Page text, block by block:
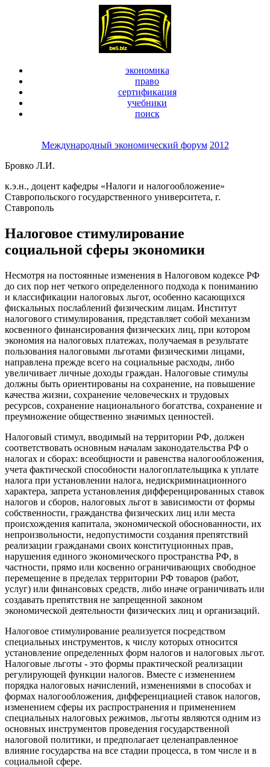
экономика
право
сертификация
учебники
поиск
Международный экономический форум 2012
Бровко Л.И.
к.э.н., доцент кафедры «Налоги и налогообложение»
Ставропольского государственного университета, г.
Ставрополь
Налоговое стимулирование
социальной сферы экономики
Несмотря на постоянные изменения в Налоговом кодексе РФ
до сих пор нет четкого определенного подхода к пониманию
и классификации налоговых льгот, особенно касающихся
фискальных послаблений физическим лицам. Институт
налогового стимулирования, представляет собой механизм
косвенного финансирования физических лиц, при котором
экономия на налоговых платежах, получаемая в результате
пользования налоговыми льготами физическими лицами,
направлена прежде всего на социальные расходы, либо
увеличивает личные доходы граждан. Налоговые стимулы
должны быть ориентированы на сохранение, на повышение
качества жизни, сохранение человеческих и трудовых
ресурсов, сохранение национального богатства, сохранение и
преумножение общественно значимых ценностей.
Налоговый стимул, вводимый на территории РФ, должен
соответствовать основным началам законодательства РФ о
налогах и сборах: всеобщности и равенства налогообложения,
учета фактической способности налогоплательщика к уплате
налога при установлении налога, недискриминационного
характера, запрета установления дифференцированных ставок
налогов и сборов, налоговых льгот в зависимости от формы
собственности, гражданства физических лиц или места
происхождения капитала, экономической обоснованности, их
непроизвольности, недопустимости создания препятствий
реализации гражданами своих конституционных прав,
нарушения единого экономического пространства РФ, в
частности, прямо или косвенно ограничивающих свободное
перемещение в пределах территории РФ товаров (работ,
услуг) или финансовых средств, либо иначе ограничивать или
создавать препятствия не запрещенной законом
экономической деятельности физических лиц и организаций.
Налоговое стимулирование реализуется посредством
специальных инструментов, к числу которых относится
установление определенных форм налогов и налоговых льгот.
Налоговые льготы - это формы практической реализации
регулирующей функции налогов. Вместе с изменением
порядка налоговых начислений, изменениями в способах и
формах налогообложения, дифференциацией ставок налогов,
изменением сферы их распространения и применением
специальных налоговых режимов, льготы являются одним из
основных инструментов проведения государственной
налоговой политики, и предполагает целенаправленное
влияние государства на все стадии процесса, в том числе и в
социальной сфере.